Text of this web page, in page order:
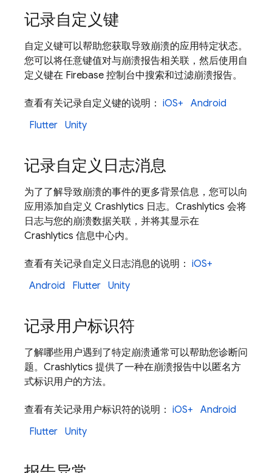
记录自定义键
自定义键可以帮助您获取导致崩溃的应用特定状态。
您可以将任意键值对与崩溃报告相关联，然后使用自
定义键在 Firebase 控制台中搜索和过滤崩溃报告。
查看有关记录自定义键的说明： iOS+
Android
Flutter Unity
记录自定义日志消息
为了了解导致崩溃的事件的更多背景信息，您可以向
应用添加自定义 Crashlytics 日志。 Crashlytics 会将
日志与您的崩溃数据关联，并将其显示在
Crashlytics 信息中心内。
查看有关记录自定义日志消息的说明： iOS+
Android
Flutter Unity
记录用户标识符
了解哪些用户遇到了特定崩溃通常可以帮助您诊断问
题。 Crashlytics 提供了一种在崩溃报告中以匿名方
式标识用户的方法。
查看有关记录用户标识符的说明： iOS+
Android
Flutter Unity